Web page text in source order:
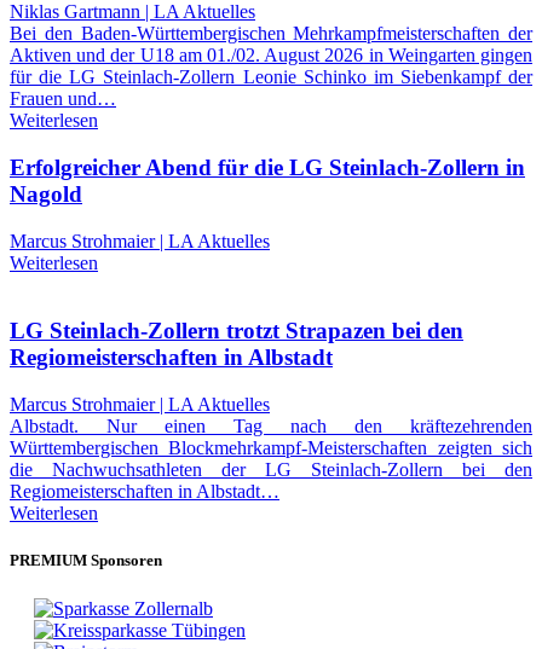
Niklas Gartmann | LA Aktuelles
Bei den Baden-Württembergischen Mehrkampfmeisterschaften der
Aktiven und der U18 am 01./02. August 2026 in Weingarten gingen
für die LG Steinlach-Zollern Leonie Schinko im Siebenkampf der
Frauen und…
Weiterlesen
Erfolgreicher Abend für die LG Steinlach-Zollern in
Nagold
Marcus Strohmaier | LA Aktuelles
Weiterlesen
LG Steinlach-Zollern trotzt Strapazen bei den
Regiomeisterschaften in Albstadt
Marcus Strohmaier | LA Aktuelles
Albstadt. Nur einen Tag nach den kräftezehrenden
Württembergischen Blockmehrkampf-Meisterschaften zeigten sich
die Nachwuchsathleten der LG Steinlach-Zollern bei den
Regiomeisterschaften in Albstadt…
Weiterlesen
PREMIUM Sponsoren